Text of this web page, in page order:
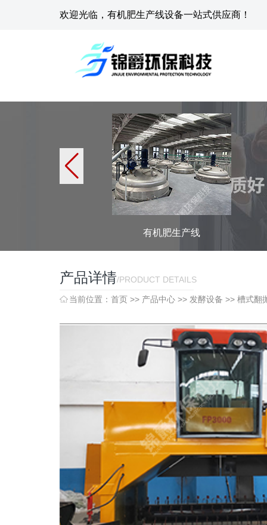
欢迎光临，有机肥生产线设备一站式供应商！
有机肥生产线
产品详情/PRODUCT DETAILS
当前位置： 首页 >> 产品中心 >> 发酵设备 >> 槽式翻